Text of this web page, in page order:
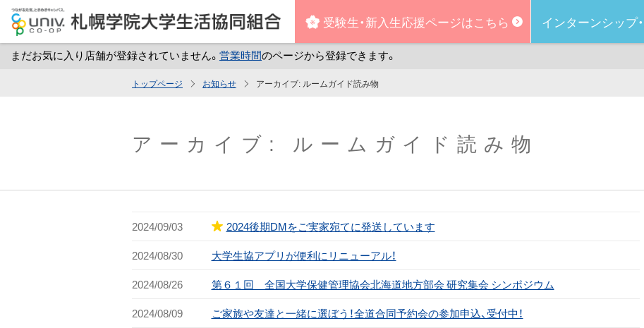
ン
受験生・新入生応援ページはこちら インターンシップ・
まだお気に入り店舗が登録されていません。 営業時間のページから登録できます。
トップページ お知らせ アーカイブ: ルームガイド読み物
アーカイブ: ルームガイド読み物
2024/09/03
2024後期DMをご実家宛てに発送しています
2024/08/30
大学生協アプリが便利にリニューアル！
2024/08/26
第６１回 全国大学保健管理協会北海道地方部会 研究集会 シンポジウム
2024/08/09
ご家族や友達と一緒に選ぼう！全道合同予約会の参加申込、受付中！